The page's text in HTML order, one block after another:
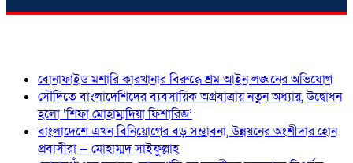
বোনাফাইড মশারি কারখানার বিরুদ্ধে শ্রম আইন লঙ্ঘনের অভিযোগ
সৌদিতে বাংলাদেশিদের ব্যবসায়িক অগ্রযাত্রায় নতুন অধ্যায়, উদ্বোধন
হলো ‘শিফা মোহাম্মদিয়া ফিশারিজ’
বাংলাদেশে এখন বিনিয়োগের বড় সম্ভাবনা, উন্নয়নের অংশীদার হোন
প্রবাসীরা — মোহাম্মদ সাইফুল্লাহ্